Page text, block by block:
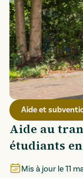
Aide et
Aide au
étudiants
Mis à jour le11